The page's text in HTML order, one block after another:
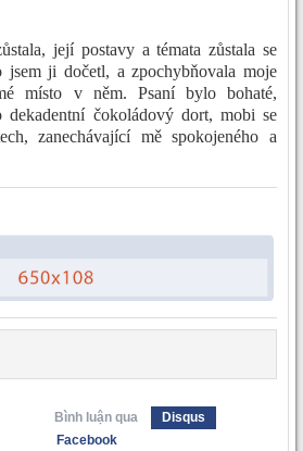
její postavy a témata zůstala se
jsem ji dočetl, a zpochybňovala moje
místo v něm. Psaní bylo bohaté,
dekadentní čokoládový dort, mobi se
zanechávající mě spokojeného a
Bình luận qua
Disqus
Facebook